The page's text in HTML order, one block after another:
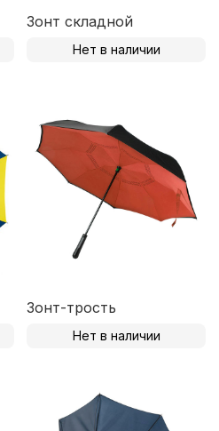
Зонт складной
Нет в наличии
Зонт-трость
Нет в наличии